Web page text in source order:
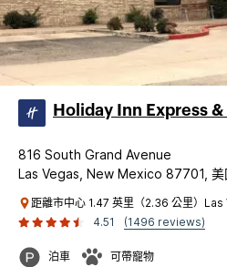
Holiday Inn Express
816 South Grand Avenue
Las Vegas, New Mexico 87701, 美
距離市中心 1.47 英里（2.36 公里）
4.51
(1496 reviews)
泊車 可帶寵物